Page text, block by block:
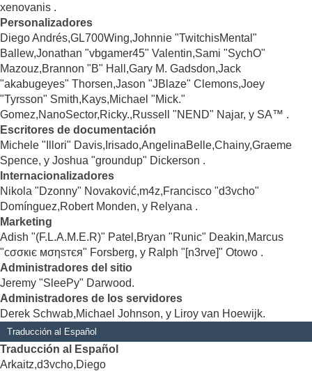
xenovanis .
Personalizadores
Diego Andrés,GL700Wing,Johnnie "TwitchisMental"
Ballew,Jonathan "vbgamer45" Valentin,Sami "SychO"
Mazouz,Brannon "B" Hall,Gary M. Gadsdon,Jack
"akabugeyes" Thorsen,Jason "JBlaze" Clemons,Joey
"Tyrsson" Smith,Kays,Michael "Mick."
Gomez,NanoSector,Ricky.,Russell "NEND" Najar, y SA™ .
Escritores de documentación
Michele "Illori" Davis,Irisado,AngelinaBelle,Chainy,Graeme
Spence, y Joshua "groundup" Dickerson .
Internacionalizadores
Nikola "Dzonny" Novaković,m4z,Francisco "d3vcho"
Domínguez,Robert Monden, y Relyana .
Marketing
Adish "(F.L.A.M.E.R)" Patel,Bryan "Runic" Deakin,Marcus
"cσσкιє мσηѕтєя" Forsberg, y Ralph "[n3rve]" Otowo .
Administradores del sitio
Jeremy "SleePy" Darwood.
Administradores de los servidores
Derek Schwab,Michael Johnson, y Liroy van Hoewijk.
Traducción al Español
Traducción al Español
Arkaitz,d3vcho,Diego